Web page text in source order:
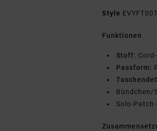
Style
Funktionen
Stoff:
Passform:
Bündchen/
Solo-